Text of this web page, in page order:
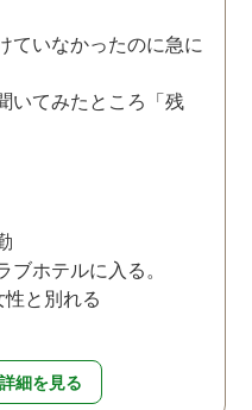
ていなかったのに急に
いてみたところ「残
ホテルに入る。
と別れる
細を見る